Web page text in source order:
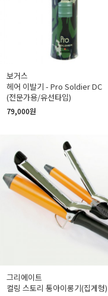
보거스
헤어 이발기 - Pro Soldier DC
(전문가용/유선타입)
79,000원
그리에이트
컬링 스토리 통아이롱기(집게형)